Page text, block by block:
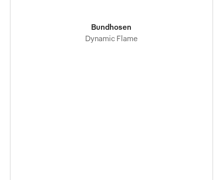
Bundhosen
Dynamic Flame